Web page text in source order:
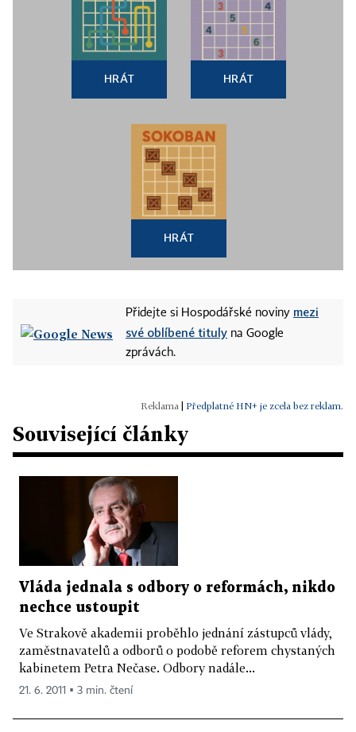
HRÁT HRÁT
HRÁT
Přidejte si Hospodářské noviny mezi
své oblíbené tituly na Google
zprávách.
Předplatné HN+ je zcela bez reklam.
Související články
Vláda jednala s odbory o reformách, nikdo
nechce ustoupit
Ve Strakově akademii proběhlo jednání zástupců vlády,
zaměstnavatelů a odborů o podobě reforem chystaných
kabinetem Petra Nečase. Odbory nadále...
21. 6. 2011 ▪ 3 min. čtení